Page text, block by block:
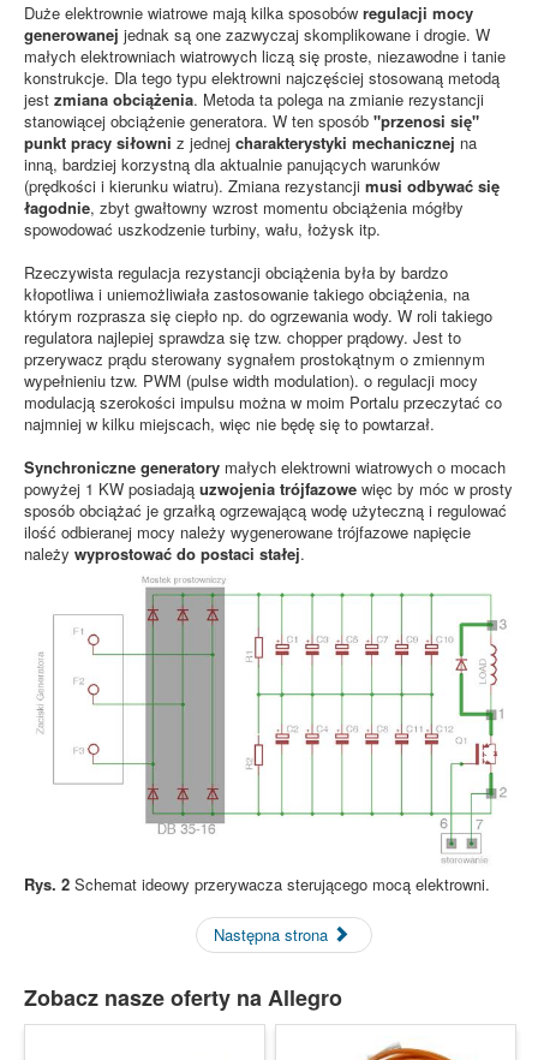
Duże elektrownie wiatrowe mają kilka sposobów regulacji mocy
generowanej jednak są one zazwyczaj skomplikowane i drogie. W
małych elektrowniach wiatrowych liczą się proste, niezawodne i tanie
konstrukcje. Dla tego typu elektrowni najczęściej stosowaną metodą
jest zmiana obciążenia. Metoda ta polega na zmianie rezystancji
stanowiącej obciążenie generatora. W ten sposób "przenosi się"
punkt pracy siłowni z jednej charakterystyki mechanicznej na
inną, bardziej korzystną dla aktualnie panujących warunków
(prędkości i kierunku wiatru). Zmiana rezystancji musi odbywać się
łagodnie, zbyt gwałtowny wzrost momentu obciążenia mógłby
spowodować uszkodzenie turbiny, wału, łożysk itp.
Rzeczywista regulacja rezystancji obciążenia była by bardzo
kłopotliwa i uniemożliwiała zastosowanie takiego obciążenia, na
którym rozprasza się ciepło np. do ogrzewania wody. W roli takiego
regulatora najlepiej sprawdza się tzw. chopper prądowy. Jest to
przerywacz prądu sterowany sygnałem prostokątnym o zmiennym
wypełnieniu tzw. PWM (pulse width modulation). o regulacji mocy
modulacją szerokości impulsu można w moim Portalu przeczytać co
najmniej w kilku miejscach, więc nie będę się to powtarzał.
Synchroniczne generatory małych elektrowni wiatrowych o mocach
powyżej 1 KW posiadają uzwojenia trójfazowe więc by móc w prosty
sposób obciążać je grzałką ogrzewającą wodę użyteczną i regulować
ilość odbieranej mocy należy wygenerowane trójfazowe napięcie
należy wyprostować do postaci stałej.
Rys. 2 Schemat ideowy przerywacza sterującego mocą elektrowni.
Następna strona
Zobacz nasze oferty na Allegro